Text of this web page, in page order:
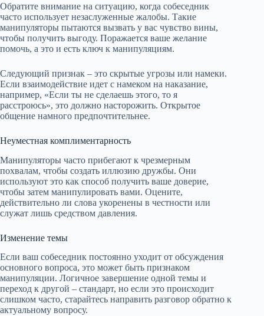
Обратите внимание на ситуацию, когда собеседник
часто использует незаслуженные жалобы. Такие
манипуляторы пытаются вызвать у вас чувство вины,
чтобы получить выгоду. Поражается ваше желание
помочь, а это и есть ключ к манипуляциям.
Следующий признак – это скрытые угрозы или намеки.
Если взаимодействие идет с намеком на наказание,
например, «Если ты не сделаешь этого, то я
расстроюсь», это должно насторожить. Открытое
общение намного предпочтительнее.
Неуместная комплиментарность
Манипуляторы часто прибегают к чрезмерным
похвалам, чтобы создать иллюзию дружбы. Они
используют это как способ получить ваше доверие,
чтобы затем манипулировать вами. Оцените,
действительно ли слова укоренены в честности или
служат лишь средством давления.
Изменение темы
Если ваш собеседник постоянно уходит от обсуждения
основного вопроса, это может быть признаком
манипуляции. Логичное завершение одной темы и
переход к другой – стандарт, но если это происходит
слишком часто, старайтесь направить разговор обратно к
актуальному вопросу.